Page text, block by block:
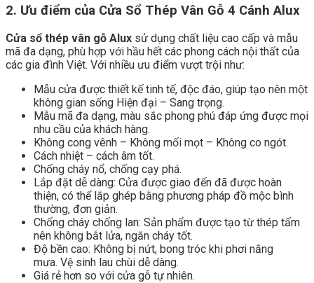
2. Ưu điểm của Cửa Sổ Thép Vân Gỗ 4 Cánh Alux
Cửa sổ thép vân gỗ Alux sử dụng chất liệu cao cấp và mẫu
mã đa dạng, phù hợp với hầu hết các phong cách nội thất của
các gia đình Việt. Với nhiều ưu điểm vượt trội như:
Mẫu cửa được thiết kế tinh tế, độc đáo, giúp tạo nên một
không gian sống Hiện đại – Sang trọng.
Mẫu mã đa dạng, màu sắc phong phú đáp ứng được mọi
nhu cầu của khách hàng.
Không cong vênh – Không mối mọt – Không co ngót.
Cách nhiệt – cách âm tốt.
Chống cháy nổ, chống cạy phá.
Lắp đặt dễ dàng: Cửa được giao đến đã được hoàn
thiện, có thể lắp ghép bằng phương pháp đồ mộc bình
thường, đơn giản.
Chống cháy chống lan: Sản phẩm được tạo từ thép tấm
nên không bắt lửa, ngăn cháy tốt.
Độ bền cao: Không bị nứt, bong tróc khi phơi nắng
mưa. Vệ sinh lau chùi dễ dàng.
Giá rẻ hơn so với cửa gỗ tự nhiên.